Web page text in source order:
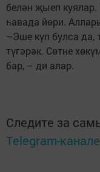
белән җыеп
һавада йөри.
–Эше күп булса
түгәрәк. Сөтне
бар, – ди алар.
Следите за
Telegram-канале